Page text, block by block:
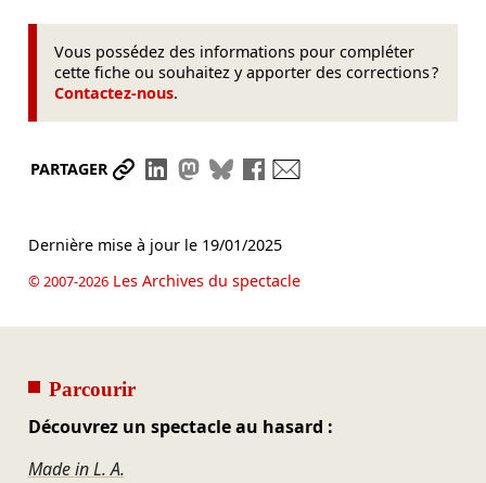
Vous possédez des informations pour compléter
cette fiche ou souhaitez y apporter des corrections ?
Contactez-nous.
PARTAGER Partager le lien
Partager sur LinkedIn
Partager sur Mastodon
Partager sur Bluesky
Partager sur Facebook
Dernière mise à jour le 19/01/2025
© 2007-2026Les Archives du spectacle
Parcourir
Découvrez un spectacle au hasard :
Made in L. A.